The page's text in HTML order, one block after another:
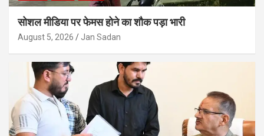
सोशल मीडिया पर फेमस होने का शौक पड़ा भारी
August 5, 2026 Jan Sadan